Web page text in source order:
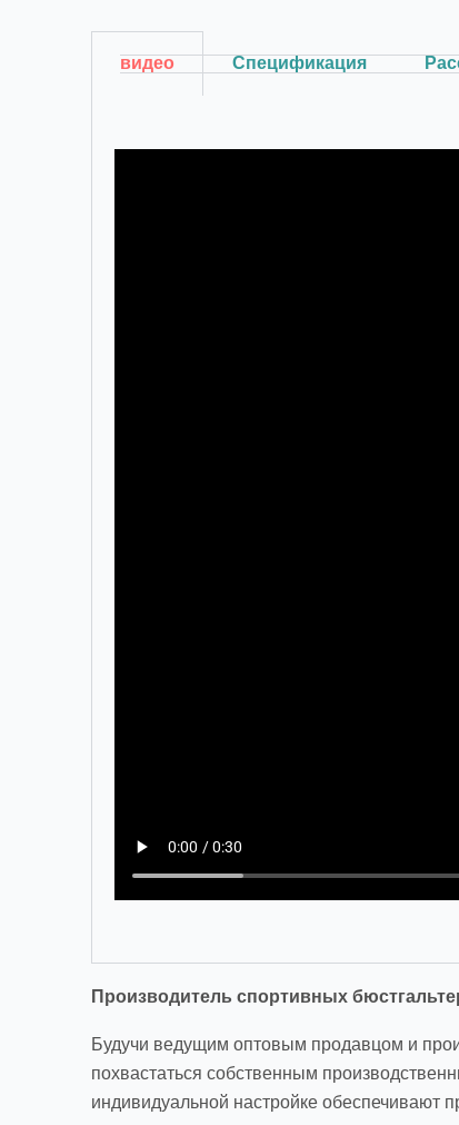
видео Спецификация
Производитель спортивных
Будучи ведущим оптовым продавцом и
похвастаться собственным
индивидуальной настройке обеспечивают